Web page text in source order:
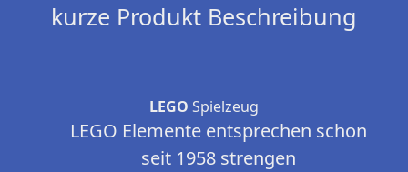
kurze Produkt Beschreibung
LEGO Spielzeug
LEGO Elemente entsprechen schon
seit 1958 strengen